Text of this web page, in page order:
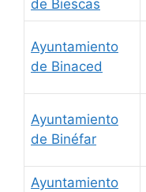
de Biescas
Ayuntamiento
de Binaced
Ayuntamiento
de Binéfar
Ayuntamiento